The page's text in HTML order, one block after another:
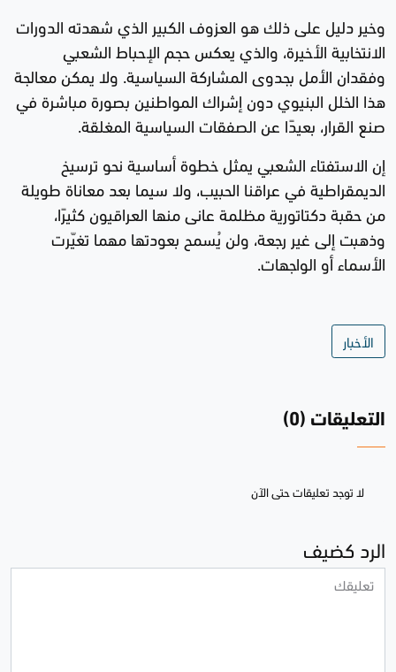
وخير دليل على ذلك هو العزوف الكبير الذي شهدته الدورات
الانتخابية الأخيرة، والذي يعكس حجم الإحباط الشعبي
وفقدان الأمل بجدوى المشاركة السياسية. ولا يمكن معالجة
هذا الخلل البنيوي دون إشراك المواطنين بصورة مباشرة في
صنع القرار، بعيدًا عن الصفقات السياسية المغلقة.
إن الاستفتاء الشعبي يمثل خطوة أساسية نحو ترسيخ
الديمقراطية في عراقنا الحبيب، ولا سيما بعد معاناة طويلة
من حقبة دكتاتورية مظلمة عانى منها العراقيون كثيرًا،
وذهبت إلى غير رجعة، ولن يُسمح بعودتها مهما تغيّرت
الأسماء أو الواجهات.
الأخبار
التعليقات (0)
لا توجد تعليقات حتى الآن
الرد كضيف